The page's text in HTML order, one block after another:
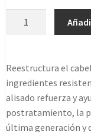
precio
original
37,88€.
250ml
cantidad
Reestructura el
ingredientes
alisado refuerza y
postratamiento, la
última generación y